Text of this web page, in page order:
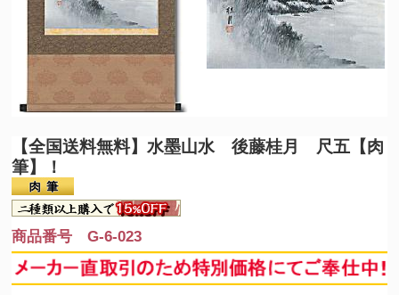
【全国送料無料】水墨山水 後藤桂月 尺五【肉
筆】！
商品番号 G-6-023